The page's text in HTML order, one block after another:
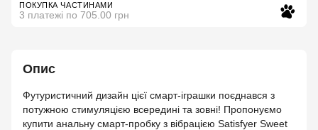
ПОКУПКА ЧАСТИНАМИ
3 платежі по 705.00 грн
Опис
Футуристичний дизайн цієї смарт-іграшки поєднався з
потужною стимуляцією всередині та зовні! Пропонуємо
купити анальну смарт-пробку з вібрацією Satisfyer Sweet